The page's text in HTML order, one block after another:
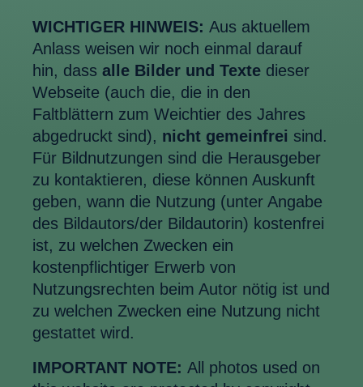
WICHTIGER HINWEIS: Aus aktuellem
Anlass weisen wir noch einmal darauf
hin, dass alle Bilder und Texte dieser
Webseite (auch die, die in den
Faltblättern zum Weichtier des Jahres
abgedruckt sind), nicht gemeinfrei sind.
Für Bildnutzungen sind die Herausgeber
zu kontaktieren, diese können Auskunft
geben, wann die Nutzung (unter Angabe
des Bildautors/der Bildautorin) kostenfrei
ist, zu welchen Zwecken ein
kostenpflichtiger Erwerb von
Nutzungsrechten beim Autor nötig ist und
zu welchen Zwecken eine Nutzung nicht
gestattet wird.
IMPORTANT NOTE: All photos used on